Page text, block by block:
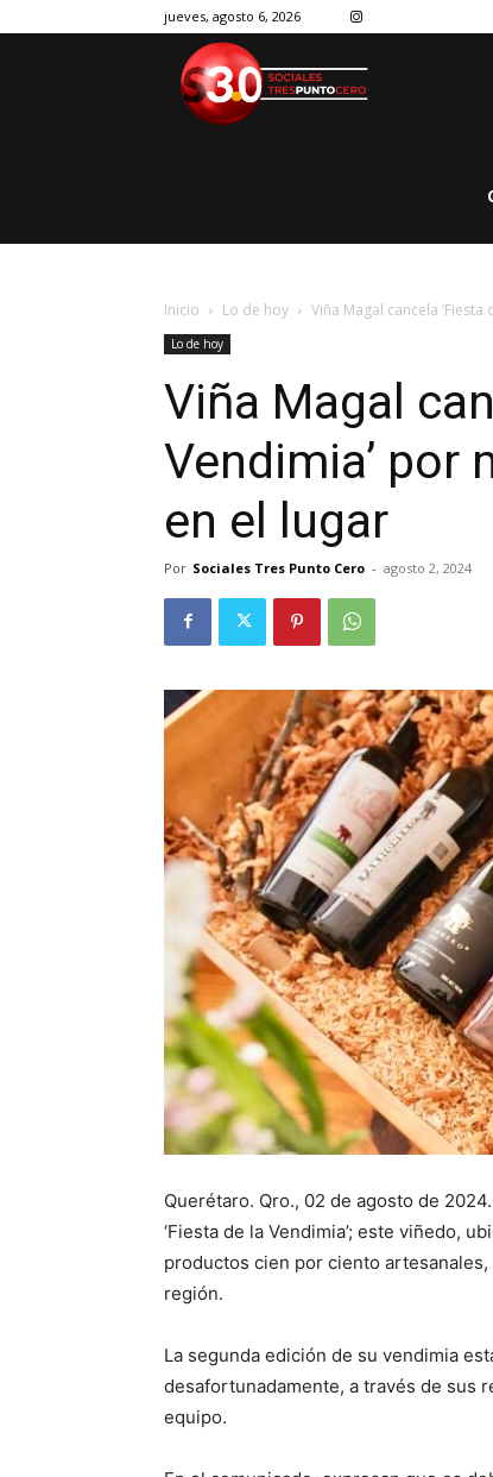
jueves, agosto 6, 2026
Inicio Lo de hoy Viña Magal cancela
Lo de hoy
Viña Magal
Vendimia’ por
en el lugar
Por Sociales Tres Punto Cero - agosto 2, 2024
Querétaro. Qro., 02 de agosto de
‘Fiesta de la Vendimia’; este viñedo,
productos cien por ciento
región.
La segunda edición de su vendimia
desafortunadamente, a través de sus
equipo.